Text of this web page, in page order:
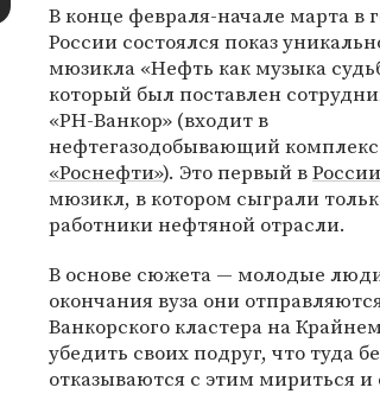
В конце февраля-начале марта в
России состоялся показ
мюзикла «Нефть как музыка
который был поставлен
«РН-Ванкор» (входит в
нефтегазодобывающий комплекс
«Роснефти»). Это первый вРоссии
мюзикл, в котором сыграли
работники нефтяной отрасли.
В основе сюжета — молодые
окончания вуза они
Ванкорского кластера на
убедить своих подруг, что туда
отказываются с этим мириться и